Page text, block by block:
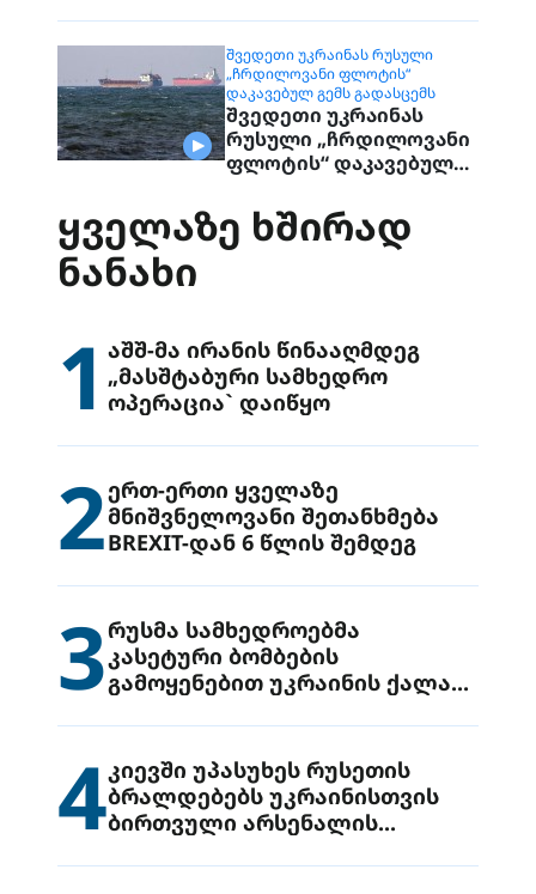
ᲨᲕᲔᲓᲔᲗᲘ ᲣᲙᲠᲐᲘᲜᲐᲡ ᲠᲣᲡᲣᲚᲘ
„ᲩᲠᲓᲘᲚᲝᲕᲐᲜᲘ ᲤᲚᲝᲢᲘᲡ“
ᲓᲐᲙᲐᲕᲔᲑᲣᲚ ᲒᲔᲛᲡ ᲒᲐᲓᲐᲡᲪᲔᲛᲡ
შვედეთი უკრაინას
რუსული „ჩრდილოვანი
ფლოტის“ დაკავებულ
ᲧᲕᲔᲚᲐᲖᲔ ᲮᲨᲘᲠᲐᲓ
ᲜᲐᲜᲐᲮᲘ
1 აშშ-მა ირანის წინააღმდეგ
„მასშტაბური სამხედრო
ოპერაცია` დაიწყო
2ერთ-ერთი ყველაზე
მნიშვნელოვანი შეთანხმება
BREXIT-დან 6 წლის შემდეგ
3რუსმა სამხედროებმა
კასეტური ბომბების
გამოყენებით უკრაინის ქალაქ
4კიევში უპასუხეს რუსეთის
ბრალდებებს უკრაინისთვის
ბირთვული არსენალის